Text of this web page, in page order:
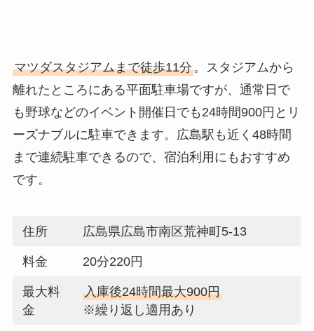
マツダスタジアムまで徒歩11分。スタジアムから
離れたところにある平面駐車場ですが、通常日で
も野球などのイベント開催日でも24時間900円とリ
ーズナブルに駐車できます。広島駅も近く48時間
まで連続駐車できるので、宿泊利用にもおすすめ
です。
住所 広島県広島市南区荒神町5-13
料金 20分220円
最大料
金
入庫後24時間最大900円
※繰り返し適用あり